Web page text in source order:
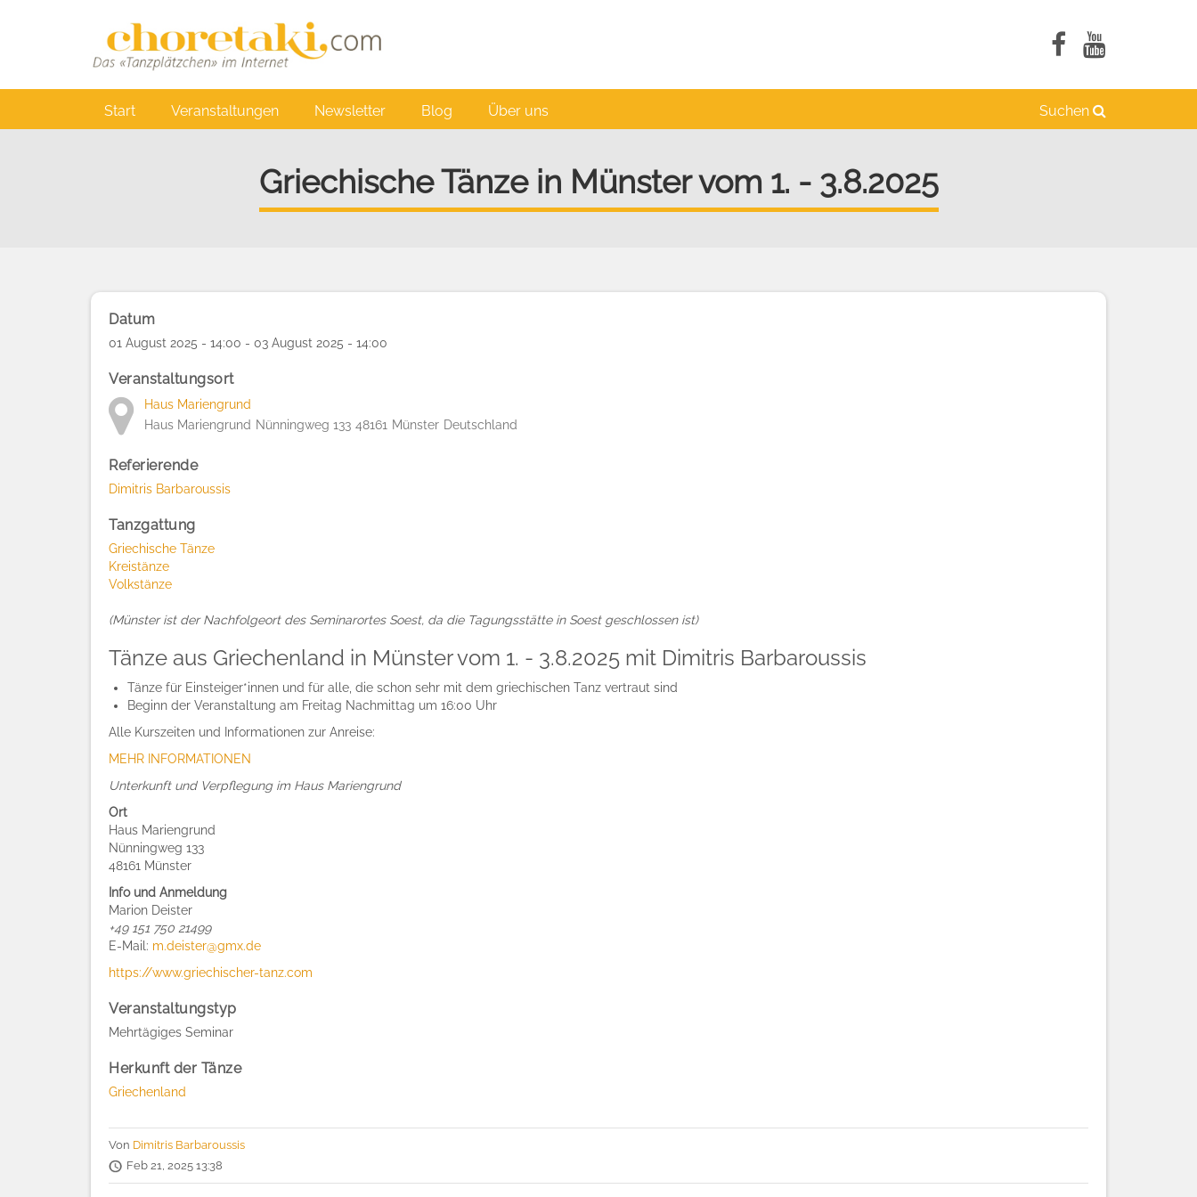
Main
navigation
Start Veranstaltungen Newsletter Blog Über uns Suchen
Griechische Tänze in Münster vom 1. - 3.8.2025
Datum
01 August 2025 - 14:00 - 03 August 2025 - 14:00
Veranstaltungsort
Haus Mariengrund
Haus Mariengrund Nünningweg 133 48161 Münster Deutschland
Referierende
Dimitris Barbaroussis
Tanzgattung
Griechische Tänze
Kreistänze
Volkstänze
(Münster ist der Nachfolgeort des Seminarortes Soest, da die Tagungsstätte in Soest geschlossen ist)
Tänze aus Griechenland in Münster vom 1. - 3.8.2025 mit Dimitris Barbaroussis
Tänze für Einsteiger*innen und für alle, die schon sehr mit dem griechischen Tanz vertraut sind
Beginn der Veranstaltung am Freitag Nachmittag um 16:00 Uhr
Alle Kurszeiten und Informationen zur Anreise:
MEHR INFORMATIONEN
Unterkunft und Verpflegung im Haus Mariengrund
Ort
Haus Mariengrund
Nünningweg 133
48161 Münster
Info und Anmeldung
Marion Deister
+49 151 750 21499
E-Mail: m.deister@gmx.de
https://www.griechischer-tanz.com
Veranstaltungstyp
Mehrtägiges Seminar
Herkunft der Tänze
Griechenland
Von Dimitris Barbaroussis
Feb 21, 2025 13:38